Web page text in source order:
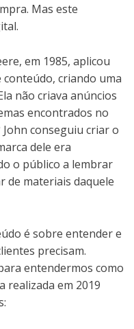
Mas este
em 1985, aplicou
conteúdo, criando uma
não criava anúncios
encontrados no
conseguiu criar o
dele era
o público a lembrar
de materiais daquele
é sobre entender e
precisam.
entendermos como
realizada em 2019